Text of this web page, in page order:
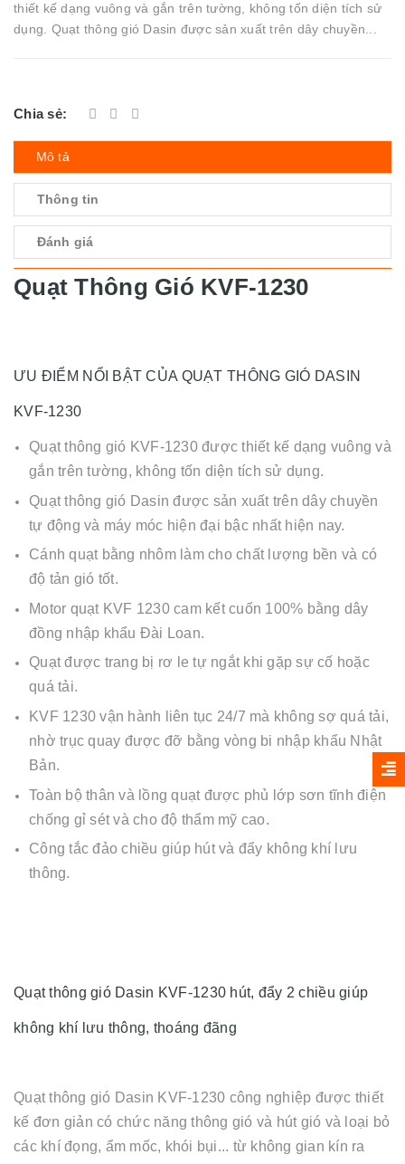
thiết kế dạng vuông và gắn trên tường, không tốn diện tích sử
dụng. Quạt thông gió Dasin được sản xuất trên dây chuyền...
Chia sẻ:
Mô tả
Thông tin
Đánh giá
Quạt Thông Gió KVF-1230
ƯU ĐIỂM NỔI BẬT CỦA QUẠT THÔNG GIÓ DASIN
KVF-1230
Quạt thông gió KVF-1230 được thiết kế dạng vuông và
gắn trên tường, không tốn diện tích sử dụng.
Quạt thông gió Dasin được sản xuất trên dây chuyền
tự động và máy móc hiện đại bậc nhất hiện nay.
Cánh quạt bằng nhôm làm cho chất lượng bền và có
độ tản gió tốt.
Motor quạt KVF 1230 cam kết cuốn 100% bằng dây
đồng nhập khẩu Đài Loan.
Quạt được trang bị rơ le tự ngắt khi gặp sự cố hoặc
quá tải.
KVF 1230 vận hành liên tục 24/7 mà không sợ quá tải,
nhờ trục quay được đỡ bằng vòng bi nhập khẩu Nhật
Bản.
Toàn bộ thân và lồng quạt được phủ lớp sơn tĩnh điện
chống gỉ sét và cho độ thẩm mỹ cao.
Công tắc đảo chiều giúp hút và đẩy không khí lưu
thông.
Quạt thông gió Dasin KVF-1230 hút, đẩy 2 chiều giúp
không khí lưu thông, thoáng đãng
Quạt thông gió Dasin KVF-1230 công nghiệp được thiết
kế đơn giản có chức năng thông gió và hút gió và loại bỏ
các khí đọng, ẩm mốc, khói bụi... từ không gian kín ra